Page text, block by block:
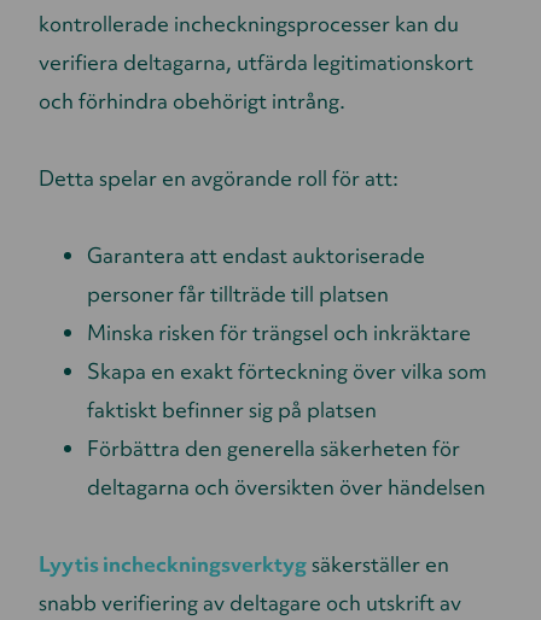
kontrollerade incheckningsprocesser kan du
verifiera deltagarna, utfärda legitimationskort
och förhindra obehörigt intrång.
Detta spelar en avgörande roll för att:
Garantera att endast auktoriserade
personer får tillträde till platsen
Minska risken för trängsel och inkräktare
Skapa en exakt förteckning över vilka som
faktiskt befinner sig på platsen
Förbättra den generella säkerheten för
deltagarna och översikten över händelsen
Lyytis incheckningsverktygsäkerställer en
snabb verifiering av deltagare och utskrift av